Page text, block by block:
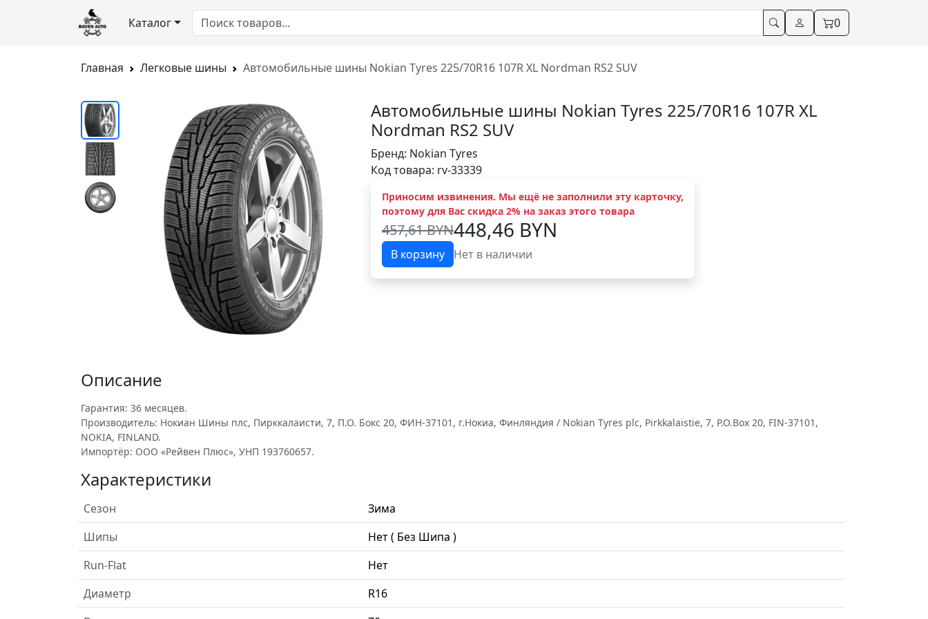
Каталог 0
Главная Легковые шины Автомобильные шины Nokian Tyres 225/70R16 107R XL Nordman RS2 SUV
Автомобильные шины Nokian Tyres 225/70R16 107R XL
Nordman RS2 SUV
Бренд: Nokian Tyres
Код товара: rv-33339
Приносим извинения. Мы ещё не заполнили эту карточку,
поэтому для Вас скидка 2% на заказ этого товара
457,61 BYN448,46 BYN
В корзину Нет в наличии
Описание
Гарантия: 36 месяцев.
Производитель: Нокиан Шины плс, Пирккалаисти, 7, П.О. Бокс 20, ФИН-37101, г.Нокиа, Финляндия / Nokian Tyres plc, Pirkkalaistie, 7, P.O.Box 20, FIN-37101,
NOKIA, FINLAND.
Импортёр: ООО «Рейвен Плюс», УНП 193760657.
Характеристики
Сезон
Зима
Шипы
Нет ( Без Шипа )
Run-Flat
Нет
Диаметр
R16